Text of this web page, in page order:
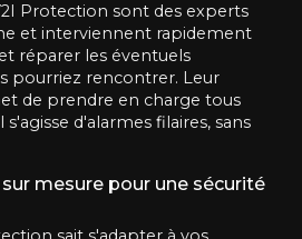
Protection sont des experts
et interviennent rapidement
réparer les éventuels
pourriez rencontrer. Leur
de prendre en charge tous
d'alarmes filaires, sans
mesure pour une sécurité